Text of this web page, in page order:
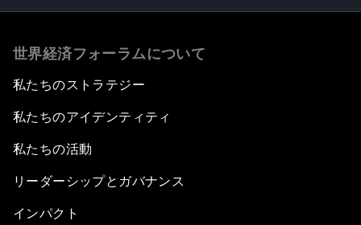
世界経済フォーラムについて
私たちのストラテジー
私たちのアイデンティティ
私たちの活動
リーダーシップとガバナンス
インパクト